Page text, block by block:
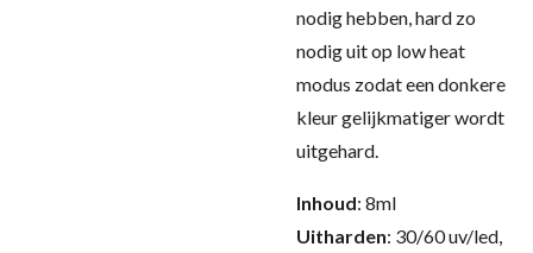
nodig hebben, hard zo
nodig uit op low heat
modus zodat een donkere
kleur gelijkmatiger wordt
uitgehard.
Inhoud: 8ml
Uitharden: 30/60 uv/led,